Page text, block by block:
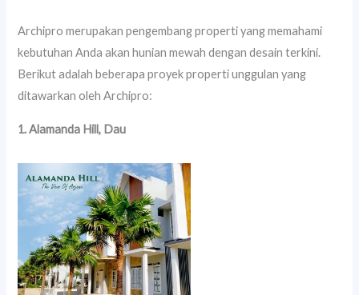
Archipro merupakan pengembang properti yang memahami
kebutuhan Anda akan hunian mewah dengan desain terkini.
Berikut adalah beberapa proyek properti unggulan yang
ditawarkan oleh Archipro:
1. Alamanda Hill, Dau